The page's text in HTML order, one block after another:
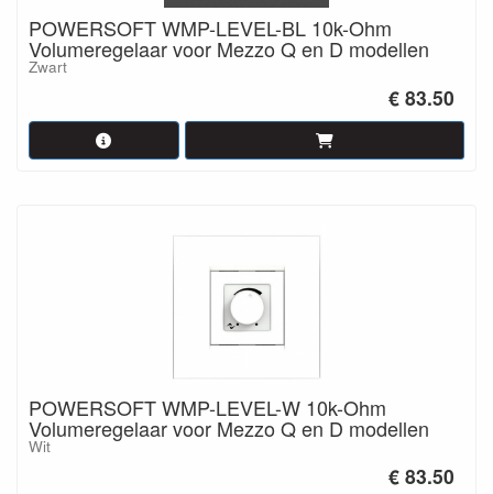
POWERSOFT WMP-LEVEL-BL 10k-Ohm
Volumeregelaar voor Mezzo Q en D modellen
Zwart
€ 83.50
POWERSOFT WMP-LEVEL-W 10k-Ohm
Volumeregelaar voor Mezzo Q en D modellen
Wit
€ 83.50